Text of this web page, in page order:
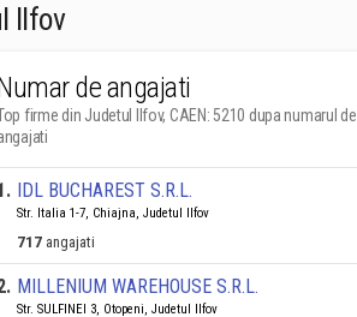
Ilfov
de angajati
firme din Judetul Ilfov, CAEN: 5210 dupa numarul de
. IDL BUCHAREST S.R.L.
Str. Italia 1-7, Chiajna, Judetul Ilfov
717 angajati
. MILLENIUM WAREHOUSE S.R.L.
Str. SULFINEI 3, Otopeni, Judetul Ilfov